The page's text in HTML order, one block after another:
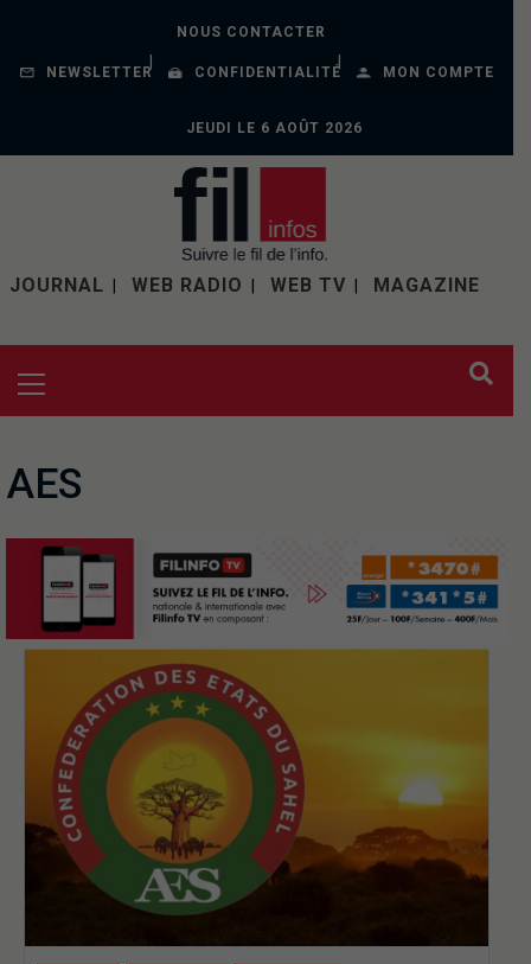
NOUS CONTACTER
NEWSLETTER CONFIDENTIALITÉ MON COMPTE
JEUDI LE 6 AOÛT 2026
JOURNAL WEB RADIO WEB TV MAGAZINE
AES